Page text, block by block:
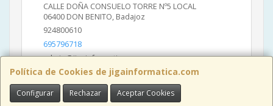
Política de Cookies de jigainformatica.com
Configurar Rechazar Aceptar Cookies
CALLE DOÑA CONSUELO TORRE Nº5 LOCAL
06400 DON BENITO, Badajoz
924800610
695796718
admin@jigainformatica.com
Horario